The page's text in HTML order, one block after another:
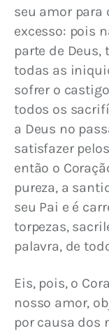
seu amor para
excesso: pois
parte de Deus,
todas as
sofrer o
todos os
a Deus no
satisfazer
então o
pureza, a
seu Pai e é
torpezas,
palavra, de
Eis, pois, o
nosso amor,
por causa dos